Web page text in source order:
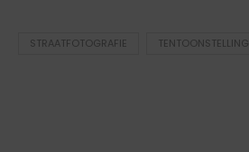
STRAATFOTOGRAFIE TENTOONSTELLING